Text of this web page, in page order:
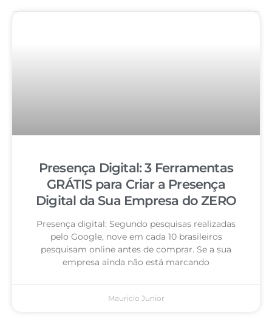
Presença Digital: 3 Ferramentas
GRÁTIS para Criar a Presença
Digital da Sua Empresa do ZERO
Presença digital: Segundo pesquisas realizadas
pelo Google, nove em cada 10 brasileiros
pesquisam online antes de comprar. Se a sua
empresa ainda não está marcando
Mauricio Junior